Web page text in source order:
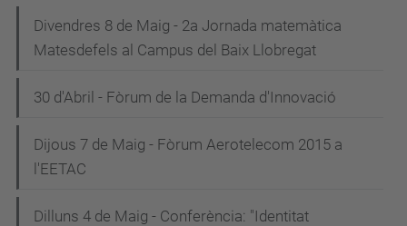
Divendres 8 de Maig - 2a Jornada matemàtica
Matesdefels al Campus del Baix Llobregat
30 d'Abril - Fòrum de la Demanda d'Innovació
Dijous 7 de Maig - Fòrum Aerotelecom 2015 a
l'EETAC
Dilluns 4 de Maig - Conferència: "Identitat